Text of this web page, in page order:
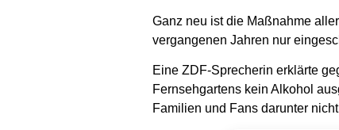
Ganz neu ist die Maßnahme
vergangenen Jahren nur
Eine ZDF-Sprecherin erklärte
Fernsehgartens kein Alkohol
Familien und Fans darunter